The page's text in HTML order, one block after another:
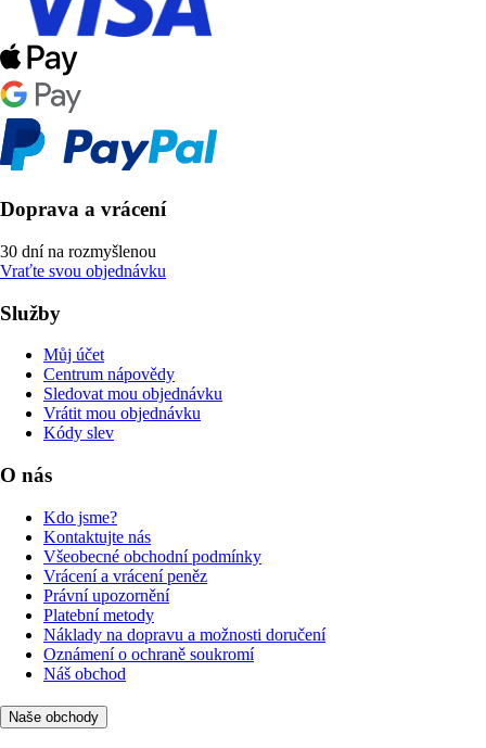
Doprava a vrácení
30 dní na rozmyšlenou
Vraťte svou objednávku
Služby
Můj účet
Centrum nápovědy
Sledovat mou objednávku
Vrátit mou objednávku
Kódy slev
O nás
Kdo jsme?
Kontaktujte nás
Všeobecné obchodní podmínky
Vrácení a vrácení peněz
Právní upozornění
Platební metody
Náklady na dopravu a možnosti doručení
Oznámení o ochraně soukromí
Náš obchod
Naše obchody